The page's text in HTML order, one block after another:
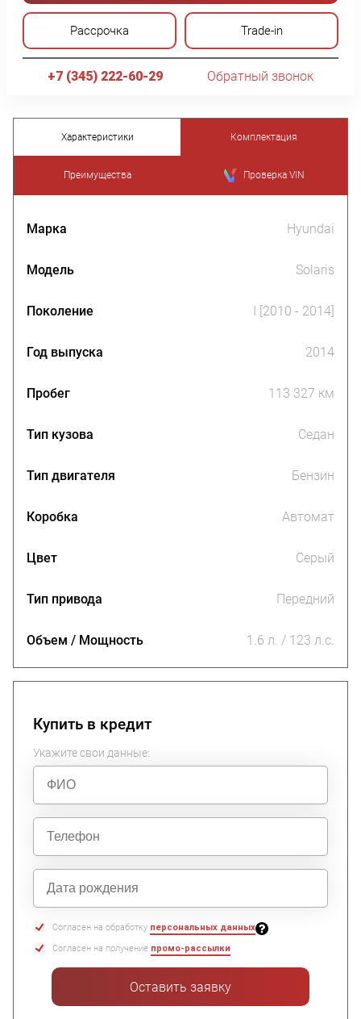
Рассрочка Trade-in
+7 (345) 222-60-29 Обратный звонок
Характеристики Комплектация
Преимущества Проверка VIN
Марка Hyundai
Модель Solaris
Поколение I [2010 - 2014]
Год выпуска 2014
Пробег 113 327 км
Тип кузова Седан
Тип двигателя Бензин
Коробка Автомат
Цвет Серый
Тип привода Передний
Объем / Мощность 1.6 л. / 123 л.с.
Купить в кредит
Укажите свои данные:
Согласен на обработку персональных данных
Согласен на получение промо-рассылки
Оставить заявку